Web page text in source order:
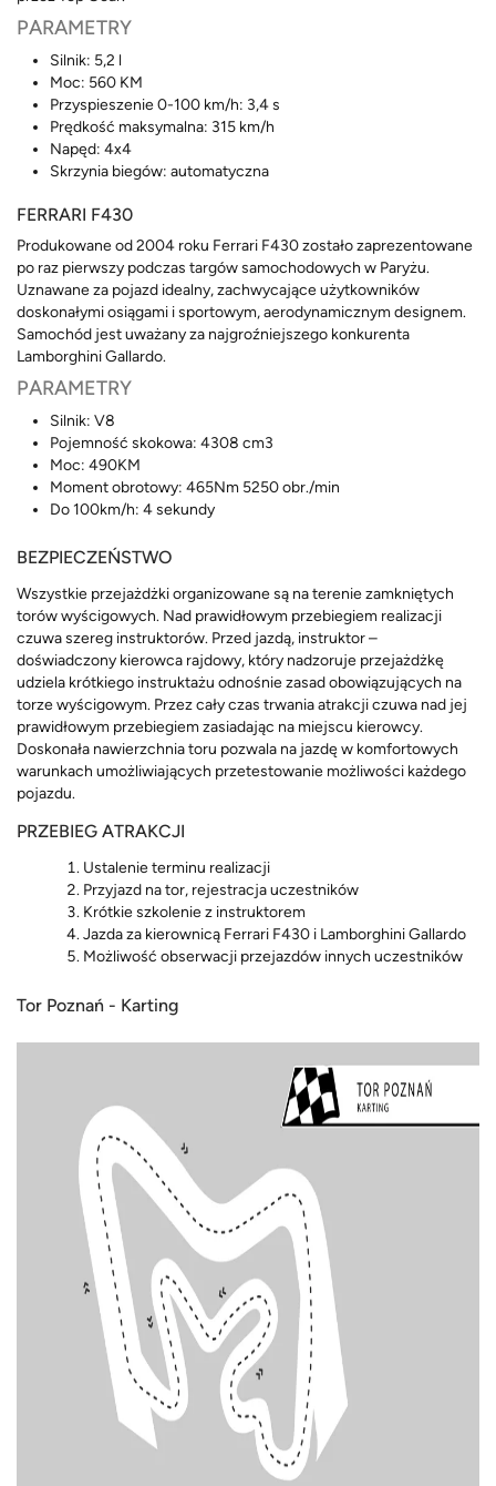
PARAMETRY
Silnik: 5,2 l
Moc: 560 KM
Przyspieszenie 0-100 km/h: 3,4 s
Prędkość maksymalna: 315 km/h
Napęd: 4x4
Skrzynia biegów: automatyczna
FERRARI F430
Produkowane od 2004 roku Ferrari F430 zostało zaprezentowane
po raz pierwszy podczas targów samochodowych w Paryżu.
Uznawane za pojazd idealny, zachwycające użytkowników
doskonałymi osiągami i sportowym, aerodynamicznym designem.
Samochód jest uważany za najgroźniejszego konkurenta
Lamborghini Gallardo.
PARAMETRY
Silnik: V8
Pojemność skokowa: 4308 cm3
Moc: 490KM
Moment obrotowy: 465Nm 5250 obr./min
Do 100km/h: 4 sekundy
BEZPIECZEŃSTWO
Wszystkie przejażdżki organizowane są na terenie zamkniętych
torów wyścigowych. Nad prawidłowym przebiegiem realizacji
czuwa szereg instruktorów. Przed jazdą, instruktor –
doświadczony kierowca rajdowy, który nadzoruje przejażdżkę
udziela krótkiego instruktażu odnośnie zasad obowiązujących na
torze wyścigowym. Przez cały czas trwania atrakcji czuwa nad jej
prawidłowym przebiegiem zasiadając na miejscu kierowcy.
Doskonała nawierzchnia toru pozwala na jazdę w komfortowych
warunkach umożliwiających przetestowanie możliwości każdego
pojazdu.
PRZEBIEG ATRAKCJI
Ustalenie terminu realizacji
Przyjazd na tor, rejestracja uczestników
Krótkie szkolenie z instruktorem
Jazda za kierownicą Ferrari F430 i Lamborghini Gallardo
Możliwość obserwacji przejazdów innych uczestników
Tor Poznań - Karting